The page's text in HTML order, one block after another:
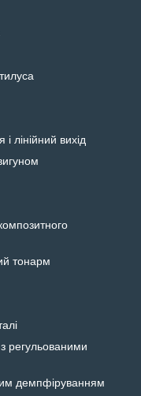
лінійний вихід
тонарм
регульованими
демпфіруванням